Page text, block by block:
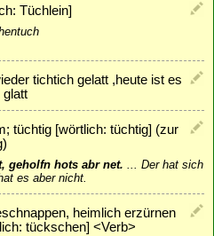
Tüchlein]
tichtich gelatt ,heute ist es
glatt
tüchtig [wörtlich: tüchtig] (zur
geholfn hots abr net. ... Der hat sich
es aber nicht.
heimlich erzürnen
tückschen] <Verb>